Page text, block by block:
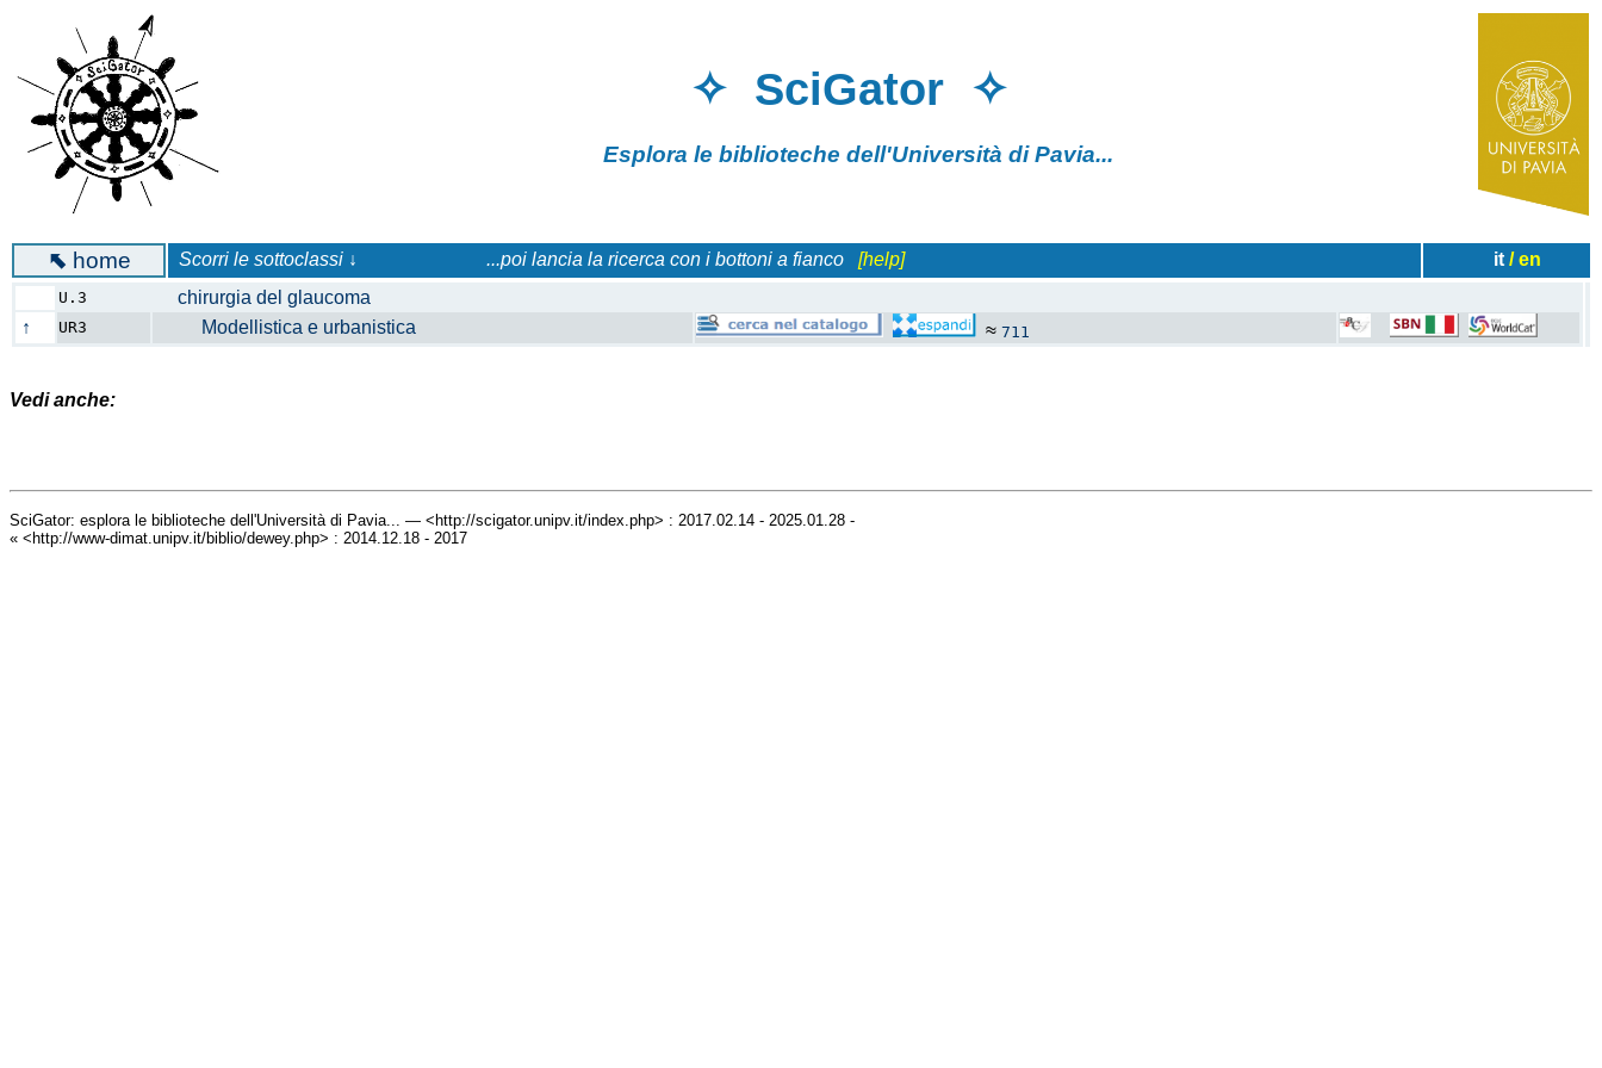
✧ SciGator ✧
Esplora le biblioteche dell'Università di Pavia...
⬉ home Scorri le sottoclassi ↓ ...poi lancia la ricerca con i bottoni a fianco [help] it / en
U.3
chirurgia del glaucoma
↑
UR3 Modellistica e urbanistica ≈711
Vedi anche:
SciGator: esplora le biblioteche dell'Università di Pavia... — <http://scigator.unipv.it/index.php> : 2017.02.14 - 2025.01.28 -
« <http://www-dimat.unipv.it/biblio/dewey.php> : 2014.12.18 - 2017